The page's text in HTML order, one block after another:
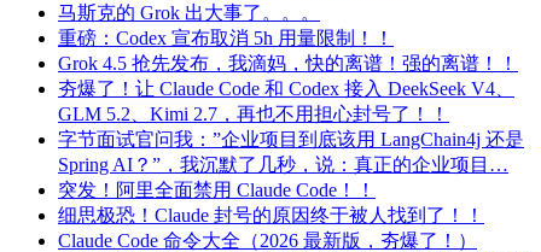
马斯克的 Grok 出大事了。。。
重磅：Codex 宣布取消 5h 用量限制！！
Grok 4.5 抢先发布，我滴妈，快的离谱！强的离谱！！
夯爆了！让 Claude Code 和 Codex 接入 DeekSeek V4、
GLM 5.2、Kimi 2.7，再也不用担心封号了！！
字节面试官问我：”企业项目到底该用 LangChain4j 还是
Spring AI？”，我沉默了几秒，说：真正的企业项目…
突发！阿里全面禁用 Claude Code！！
细思极恐！Claude 封号的原因终于被人找到了！！
Claude Code 命令大全（2026 最新版，夯爆了！）